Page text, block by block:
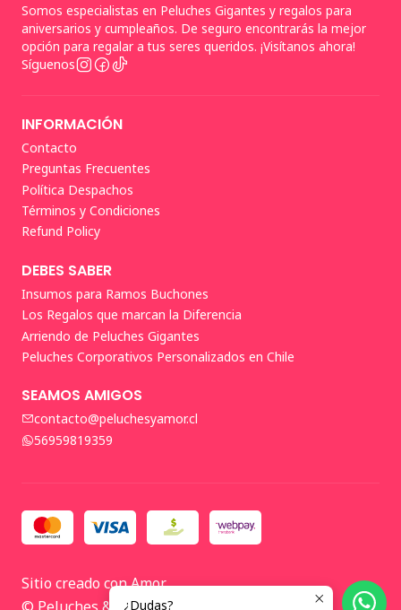
Somos especialistas en Peluches Gigantes y regalos para
aniversarios y cumpleaños. De seguro encontrarás la mejor
opción para regalar a tus seres queridos. ¡Visítanos ahora!
Síguenos
INFORMACIÓN
Contacto
Preguntas Frecuentes
Política Despachos
Términos y Condiciones
Refund Policy
DEBES SABER
Insumos para Ramos Buchones
Los Regalos que marcan la Diferencia
Arriendo de Peluches Gigantes
Peluches Corporativos Personalizados en Chile
SEAMOS AMIGOS
contacto@peluchesyamor.cl
56959819359
Sitio creado con Amor
¿Dudas?